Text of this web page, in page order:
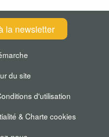
la newsletter
du site
d'utilisation
& Charte cookies